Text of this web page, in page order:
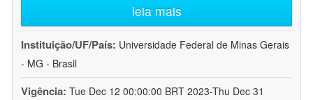
leia mais
Instituição/UF/País: Universidade Federal de Minas Gerais
- MG - Brasil
Vigência: Tue Dec 12 00:00:00 BRT 2023-Thu Dec 31